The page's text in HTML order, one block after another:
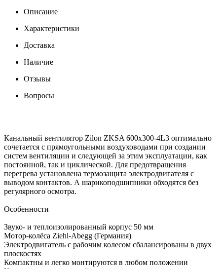
Описание
Характеристики
Доставка
Наличие
Отзывы
Вопросы
Канальный вентилятор Zilon ZKSA 600х300-4L3 оптимально
сочетается с прямоугольными воздуховодами при создании
систем вентиляции и следующей за этим эксплуатации, как
постоянной, так и циклической. Для предотвращения
перегрева установлена термозащита электродвигателя с
выводом контактов. А шарикоподшипники обходятся без
регулярного осмотра.
Особенности
Звуко- и теплоизолированный корпус 50 мм
Мотор-колёса Ziehl-Abegg (Германия)
Электродвигатель с рабочим колесом сбалансированы в двух
плоскостях
Компактны и легко монтируются в любом положении